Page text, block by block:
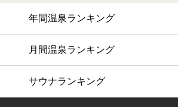
年間温泉ランキング
月間温泉ランキング
サウナランキング